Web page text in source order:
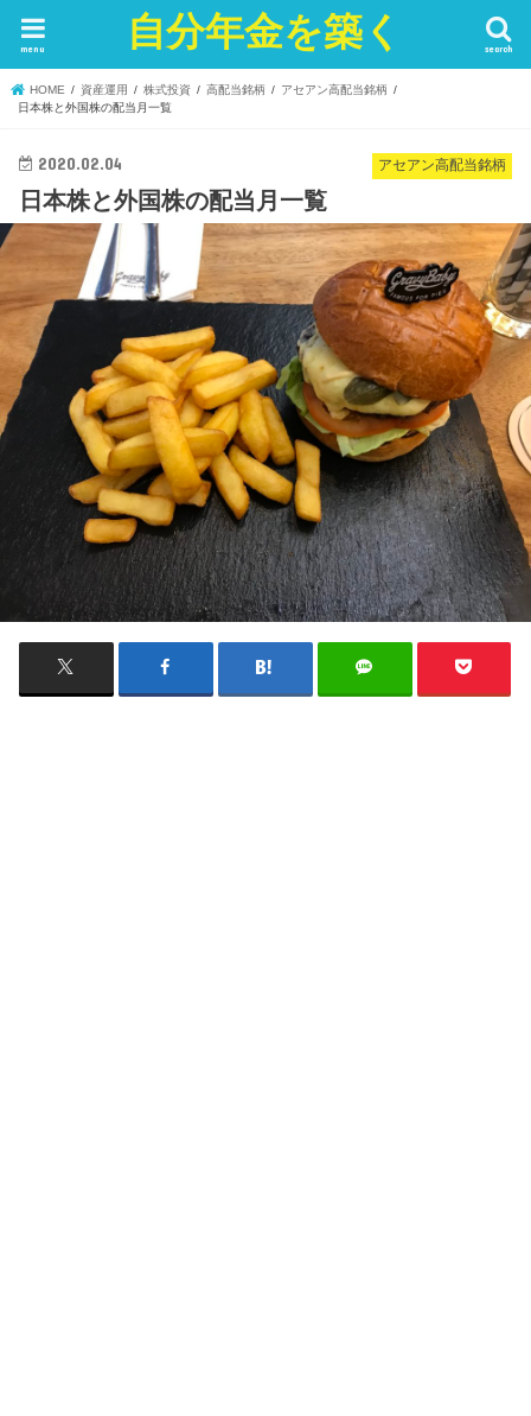
自分年金を築く search
menu
HOME 資産運用 株式投資 高配当銘柄
アセアン高配当銘柄
日本株と外国株の配当月一覧
アセアン高配当銘柄
2020.02.04
日本株と外国株の配当月一覧